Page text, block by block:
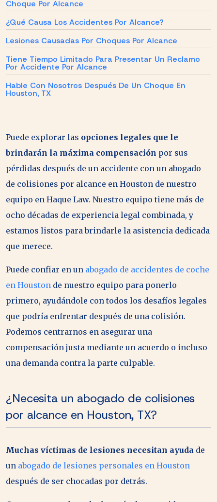
Choque Por Alcance
¿Qué Causa Los Accidentes Por Alcance?
Lesiones Causadas Por Choques Por Alcance
Tiene Tiempo Limitado Para Presentar Un Reclamo
Por Accidente Por Alcance
Hable Con Nosotros Después De Un Choque En
Houston, TX
Puede explorar las opciones legales que le
brindarán la máxima compensación por sus
pérdidas después de un accidente con un abogado
de colisiones por alcance en Houston de nuestro
equipo en Haque Law. Nuestro equipo tiene más de
ocho décadas de experiencia legal combinada, y
estamos listos para brindarle la asistencia dedicada
que merece.
Puede confiar en un abogado de accidentes de coche
en Houston de nuestro equipo para ponerlo
primero, ayudándole con todos los desafíos legales
que podría enfrentar después de una colisión.
Podemos centrarnos en asegurar una
compensación justa mediante un acuerdo o incluso
una demanda contra la parte culpable.
¿Necesita un abogado de colisiones
por alcance en Houston, TX?
Muchas víctimas de lesiones necesitan ayuda de
un abogado de lesiones personales en Houston
después de ser chocadas por detrás.